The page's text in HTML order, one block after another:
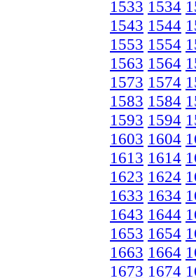
1533 1534
1543 1544
1553 1554
1563 1564
1573 1574
1583 1584
1593 1594
1603 1604
1613 1614
1623 1624
1633 1634
1643 1644
1653 1654
1663 1664
1673 1674